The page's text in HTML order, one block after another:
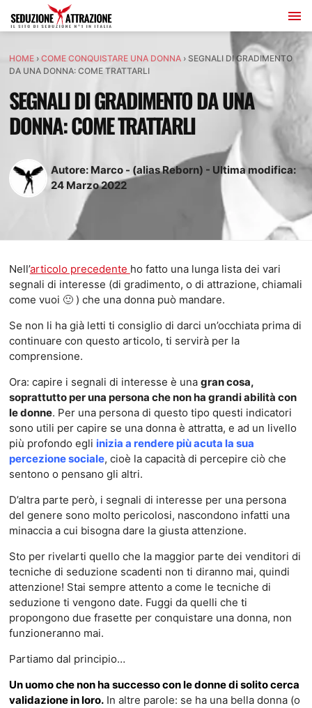
HOME› COME CONQUISTARE UNA DONNA› SEGNALI DI GRADIMENTO
DA UNA DONNA: COME TRATTARLI
SEGNALI DI GRADIMENTO DA UNA
DONNA: COME TRATTARLI
Autore: Marco - (alias Reborn) - Ultima modifica:
24 Marzo2022
Nell’articolo precedente ho fatto una lunga lista dei vari
segnali di interesse (di gradimento, o di attrazione, chiamali
come vuoi 🙂 ) che una donna può mandare.
Se non li ha già letti ti consiglio di darci un’occhiata prima di
continuare con questo articolo, ti servirà per la
comprensione.
Ora: capire i segnali di interesse è una gran cosa,
soprattutto per una persona che non ha grandi abilità con
le donne. Per una persona di questo tipo questi indicatori
sono utili per capire se una donna è attratta, e ad un livello
più profondo egli inizia a rendere più acuta la sua
percezione sociale, cioè la capacità di percepire ciò che
sentono o pensano gli altri.
D’altra parte però, i segnali di interesse per una persona
del genere sono molto pericolosi, nascondono infatti una
minaccia a cui bisogna dare la giusta attenzione.
Sto per rivelarti quello che la maggior parte dei venditori di
tecniche di seduzione scadenti non ti diranno mai, quindi
attenzione! Stai sempre attento a come le tecniche di
seduzione ti vengono date. Fuggi da quelli che ti
propongono due frasette per conquistare una donna, non
funzioneranno mai.
Partiamo dal principio…
Un uomo che non ha successo con le donne di solito cerca
validazione in loro.In altre parole: se ha una bella donna (o